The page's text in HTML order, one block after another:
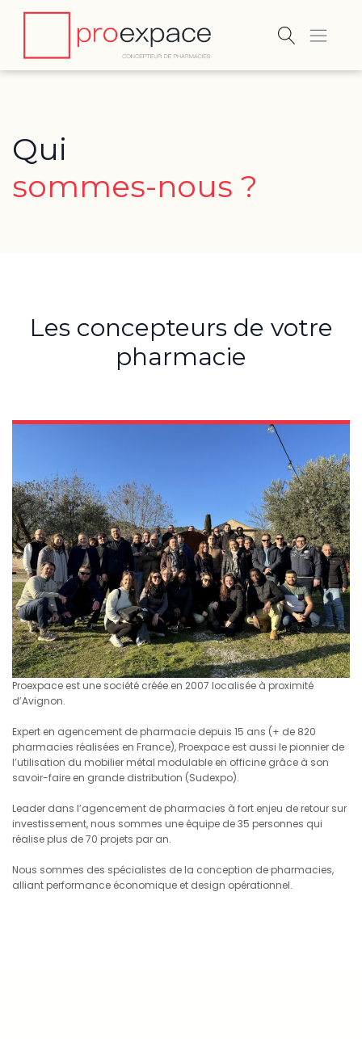
Qui
sommes-nous ?
Les concepteurs de votre
pharmacie
Proexpace est une société créée en 2007 localisée à proximité
d’Avignon.
Expert en agencement de pharmacie depuis 15 ans (+ de 820
pharmacies réalisées en France), Proexpace est aussi le pionnier de
l’utilisation du mobilier métal modulable en officine grâce à son
savoir-faire en grande distribution (Sudexpo).
Leader dans l’agencement de pharmacies à fort enjeu de retour sur
investissement, nous sommes une équipe de 35 personnes qui
réalise plus de 70 projets par an.
Nous sommes des spécialistes de la conception de pharmacies,
alliant performance économique et design opérationnel.